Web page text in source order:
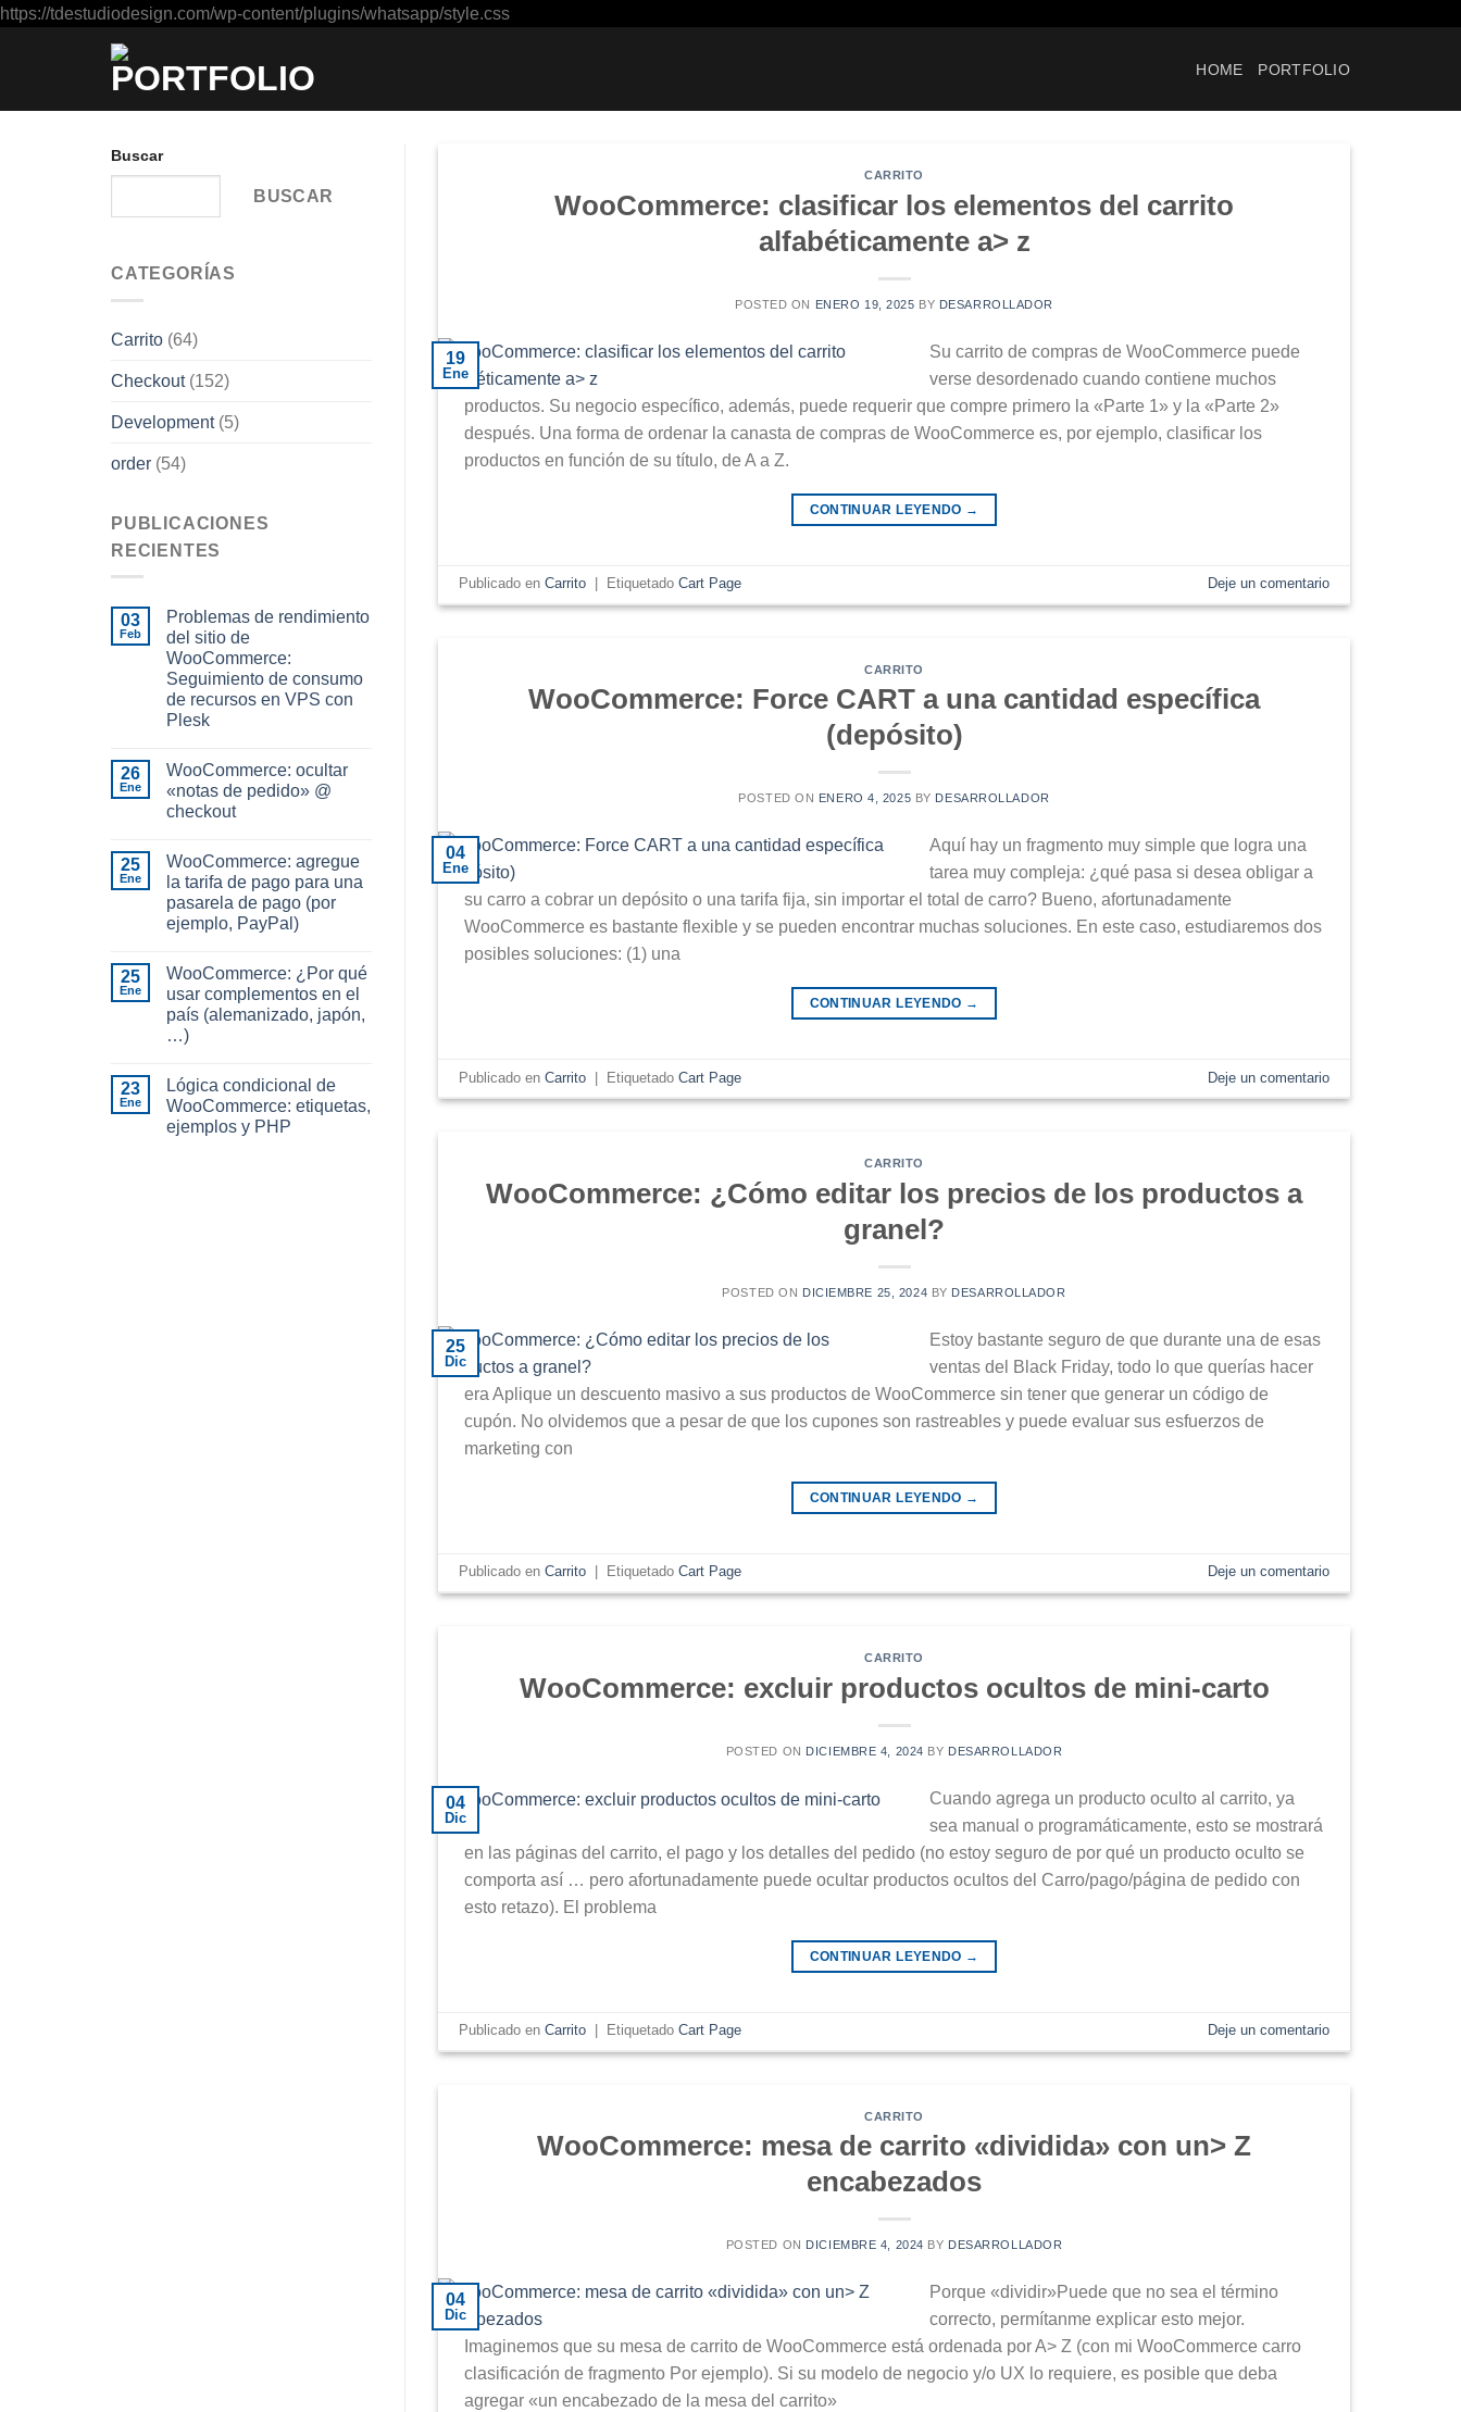
https://tdestudiodesign.com/wp-content/plugins/whatsapp/style.cssSaltar
HOME PORTFOLIO
Buscar
BUSCAR
CATEGORÍAS
Carrito (64)
Checkout(152)
Development(5)
order (54)
PUBLICACIONES
RECIENTES
03
Feb
Problemas de rendimiento
del sitio de
WooCommerce:
Seguimiento de consumo
de recursos en VPS con
Plesk
26
Ene
WooCommerce: ocultar
«notas de pedido» @
checkout
25
Ene
WooCommerce: agregue
la tarifa de pago para una
pasarela de pago (por
ejemplo, PayPal)
25
Ene
WooCommerce: ¿Por qué
usar complementos en el
país (alemanizado, japón,
…)
23
Ene
Lógica condicional de
WooCommerce: etiquetas,
ejemplos y PHP
CARRITO
WooCommerce: clasificar los elementos del carrito
alfabéticamente a> z
POSTED ON ENERO 19, 2025 BY DESARROLLADOR
19
Ene
Su carrito de compras de WooCommerce puede
verse desordenado cuando contiene muchos
productos. Su negocio específico, además, puede requerir que compre primero la «Parte 1» y la «Parte 2»
después. Una forma de ordenar la canasta de compras de WooCommerce es, por ejemplo, clasificar los
productos en función de su título, de A a Z.
CONTINUAR LEYENDO →
Publicado enCarrito EtiquetadoCart Page Deje un comentario
CARRITO
WooCommerce: Force CART a una cantidad específica
(depósito)
POSTED ON ENERO 4, 2025 BY DESARROLLADOR
04
Ene
Aquí hay un fragmento muy simple que logra una
tarea muy compleja: ¿qué pasa si desea obligar a
su carro a cobrar un depósito o una tarifa fija, sin importar el total de carro? Bueno, afortunadamente
WooCommerce es bastante flexible y se pueden encontrar muchas soluciones. En este caso, estudiaremos dos
posibles soluciones: (1) una
CONTINUAR LEYENDO →
Publicado enCarrito | EtiquetadoCart Page Deje un comentario
CARRITO
WooCommerce: ¿Cómo editar los precios de los productos a
granel?
POSTED ON DICIEMBRE 25, 2024 BY DESARROLLADOR
25
Dic
Estoy bastante seguro de que durante una de esas
ventas del Black Friday, todo lo que querías hacer
era Aplique un descuento masivo a sus productos de WooCommerce sin tener que generar un código de
cupón. No olvidemos que a pesar de que los cupones son rastreables y puede evaluar sus esfuerzos de
marketing con
CONTINUAR LEYENDO →
Publicado enCarrito EtiquetadoCart Page Deje un comentario
CARRITO
WooCommerce: excluir productos ocultos de mini-carto
POSTED ON DICIEMBRE 4, 2024 BY DESARROLLADOR
04
Dic
Cuando agrega un producto oculto al carrito, ya
sea manual o programáticamente, esto se mostrará
en las páginas del carrito, el pago y los detalles del pedido (no estoy seguro de por qué un producto oculto se
comporta así … pero afortunadamente puede ocultar productos ocultos del Carro/pago/página de pedido con
esto retazo). El problema
CONTINUAR LEYENDO →
Publicado enCarrito EtiquetadoCart Page Deje un comentario
CARRITO
WooCommerce: mesa de carrito «dividida» con un> Z
encabezados
POSTED ON DICIEMBRE 4, 2024 BY DESARROLLADOR
04
Dic
Porque «dividir»Puede que no sea el término
correcto, permítanme explicar esto mejor.
Imaginemos que su mesa de carrito de WooCommerce está ordenada por A> Z (con mi WooCommerce carro
clasificación de fragmento Por ejemplo). Si su modelo de negocio y/o UX lo requiere, es posible que deba
agregar «un encabezado de la mesa del carrito»